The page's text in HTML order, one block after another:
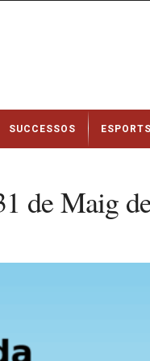
SUCCESSOS ESPORTS
de Maig